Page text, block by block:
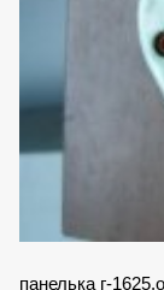
панелька г-